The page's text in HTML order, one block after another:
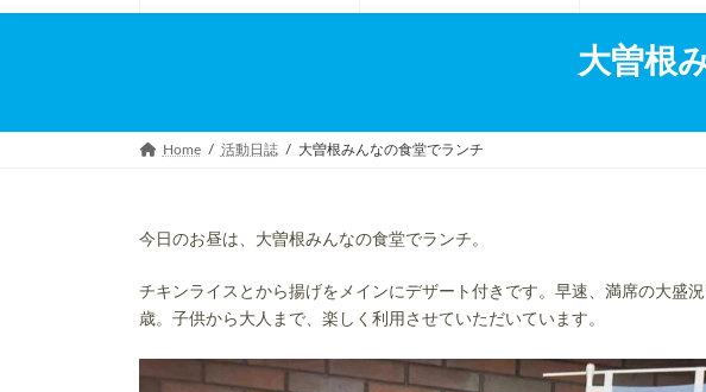
大曽根
Home 活動日誌 大曽根みんなの食堂でランチ
今日のお昼は、大曽根みんなの食堂でランチ。
チキンライスとから揚げをメインにデザート付きです。早速、満席の大盛
歳。子供から大人まで、楽しく利用させていただいています。